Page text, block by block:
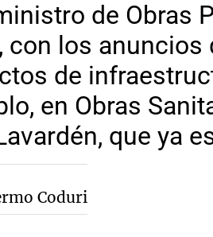
de Obras
con los
de
en Obras
que ya
Coduri